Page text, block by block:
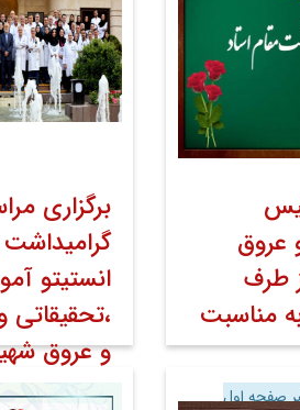
عروق
طرف
مناسبت
صفحه اول
برگزاری
انستیتو
و عروق
۱۰ اردیبهشت ۱۴۰۳